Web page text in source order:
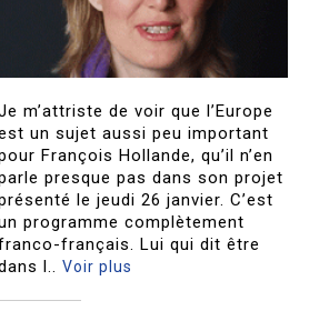
m’attriste de voir que l’Europe
un sujet aussi peu important
François Hollande, qu’il n’en
presque pas dans son projet
le jeudi 26 janvier. C’est
programme complètement
français. Lui qui dit être
l..Voir plus